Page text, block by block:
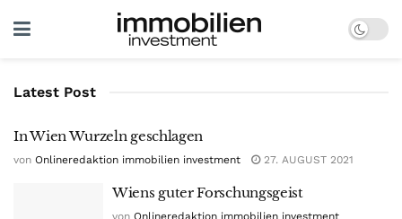
Latest Post
In Wien Wurzeln geschlagen
von Onlineredaktion immobilien investment 27. AUGUST 2021
Wiens guter Forschungsgeist
von Onlineredaktion immobilien investment